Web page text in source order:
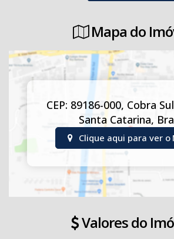
Mapa do
CEP: 89186-000, Cobra Sul
Santa Catarina,
Clique aqui para ver o
Valores do